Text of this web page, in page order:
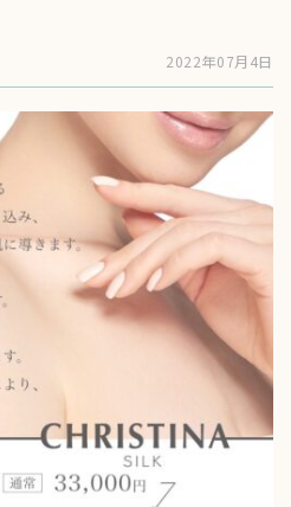
2022年07月4日